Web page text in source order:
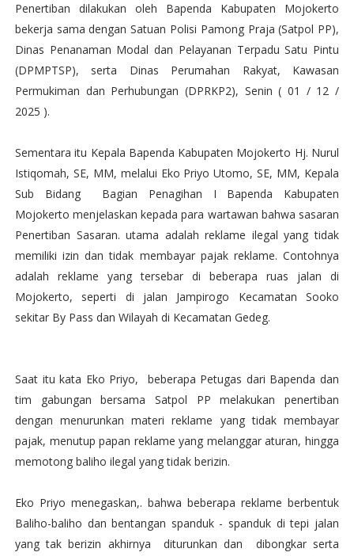
Penertiban dilakukan oleh Bapenda Kabupaten Mojokerto
bekerja sama dengan Satuan Polisi Pamong Praja (Satpol PP),
Dinas Penanaman Modal dan Pelayanan Terpadu Satu Pintu
(DPMPTSP), serta Dinas Perumahan Rakyat, Kawasan
Permukiman dan Perhubungan (DPRKP2), Senin ( 01 / 12 /
2025 ).
Sementara itu Kepala Bapenda Kabupaten Mojokerto Hj. Nurul
Istiqomah, SE, MM, melalui Eko Priyo Utomo, SE, MM, Kepala
Sub Bidang Bagian Penagihan I Bapenda Kabupaten
Mojokerto menjelaskan kepada para wartawan bahwa sasaran
Penertiban Sasaran. utama adalah reklame ilegal yang tidak
memiliki izin dan tidak membayar pajak reklame. Contohnya
adalah reklame yang tersebar di beberapa ruas jalan di
Mojokerto, seperti di jalan Jampirogo Kecamatan Sooko
sekitar By Pass dan Wilayah di Kecamatan Gedeg.
Saat itu kata Eko Priyo, beberapa Petugas dari Bapenda dan
tim gabungan bersama Satpol PP melakukan penertiban
dengan menurunkan materi reklame yang tidak membayar
pajak, menutup papan reklame yang melanggar aturan, hingga
memotong baliho ilegal yang tidak berizin.
Eko Priyo menegaskan,. bahwa beberapa reklame berbentuk
Baliho-baliho dan bentangan spanduk - spanduk di tepi jalan
yang tak berizin akhirnya diturunkan dan dibongkar serta